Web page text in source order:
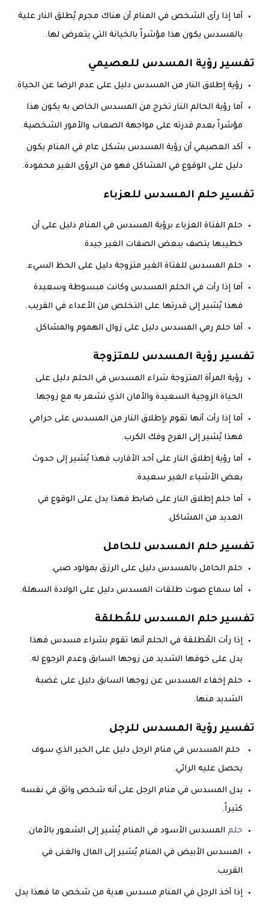
أما إذا رأى الشخص في المنام أن هناك مجرم يُطلق النار علية
بالمسدس يكون هذا مؤشراً بالخيانة التي يتعرض لها.
تفسير رؤية المسدس للعصيمي
رؤية إطلاق النار من المسدس دليل على عدم الرضا عن الحياة.
أما رؤية الحالم النار تخرج من المسدس الخاص به يكون هذا
مؤشراً بعدم قدرته على مواجهة الصعاب والأمور الشخصية.
أكد العصيمي أن رؤية المسدس بشكل عام في المنام يكون
دليل على الوقوع في المشاكل فهو من الرؤى الغير محمودة.
تفسير حلم المسدس للعزباء
حلم الفتاة العزباء برؤية المسدس في المنام دليل على أن
خطيبها يتصف ببعض الصفات الغير جيدة.
حلم المسدس للفتاة الغير متزوجة دليل على الحظ السيء.
أما إذا رأت في الحلم المسدس وكانت مبسوطة وسعيدة
فهذا يُشير إلى قدرتها على التخلص من الأعداء في القريب.
أما حلم رمي المسدس دليل على زوال الهموم والمشاكل.
تفسير رؤية المسدس للمتزوجة
رؤية المرأة المتزوجة شراء المسدس في الحلم دليل على
الحياة الزوجية السعيدة والأمان الذي تشعر به مع زوجها.
أما إذا رأت أنها تقوم بإطلاق النار من المسدس على حرامي
فهذا يُشير إلى الفرح وفك الكرب.
أما رؤية إطلاق النار على أحد الأقارب فهذا يُشير إلى حدوث
بعض الأشياء الغير سعيدة.
أما حلم إطلاق النار على ضابط فهذا يدل على الوقوع في
العديد من المشاكل.
تفسير حلم المسدس للحامل
حلم الحامل بالمسدس دليل على الرزق بمولود صبي.
أما سماع صوت طلقات المسدس دليل على الولادة السهلة.
تفسير حلم المسدس للمُطلقة
إذا رأت المُطلقة في الحلم أنها تقوم بشراء مسدس فهذا
يدل على خوفها الشديد من زوجها السابق وعدم الرجوع له.
حلم إخفاء المسدس عن زوجها السابق دليل على غضبة
الشديد منها.
تفسير رؤية المسدس للرجل
حلم المسدس في منام الرجل دليل على الخير الذي سوف
يحصل عليه الرائي.
يدل المسدس في منام الرجل على أنه شخص واثق في نفسه
كثيراً.
حلم المسدس الأسود في المنام يُشير إلى الشعور بالأمان.
المسدس الأبيض في المنام يُشير إلى المال والغنى في
القريب.
إذا أخذ الرجل في المنام مسدس هدية من شخص ما فهذا يدل